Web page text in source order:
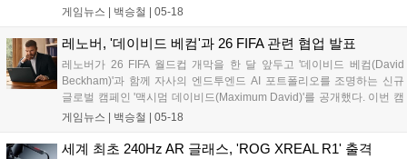
헤어, 사이보그 등으로 재편한 것이 특징이다. 특히 기존 상위 등급 제품
소비자 선택의 폭을 넓혔다....
게임뉴스 | 백승철 | 05-18
레노버, '데이비드 베컴'과 26 FIFA 관련 협업 발표
레노버가 26 FIFA 월드컵 개막을 한 달 앞두고 '데이비드 베컴(David
Beckham)'과 함께 자사의 엔드투엔드 AI 포트폴리오를 조명하는 신규
글로벌 캠페인 '맥시멈 데이비드(Maximum David)'를 공개했다. 이번 캠
페인은 디바이스부터 서비스까지 아우르는 레노버의 AI 기술이 게이머,
치는 폭넓은 영향력을 전달하는 데 중점을 뒀다....
게임뉴스 | 백승철 | 05-18
세계 최초 240Hz AR 글래스, 'ROG XREAL R1' 출격